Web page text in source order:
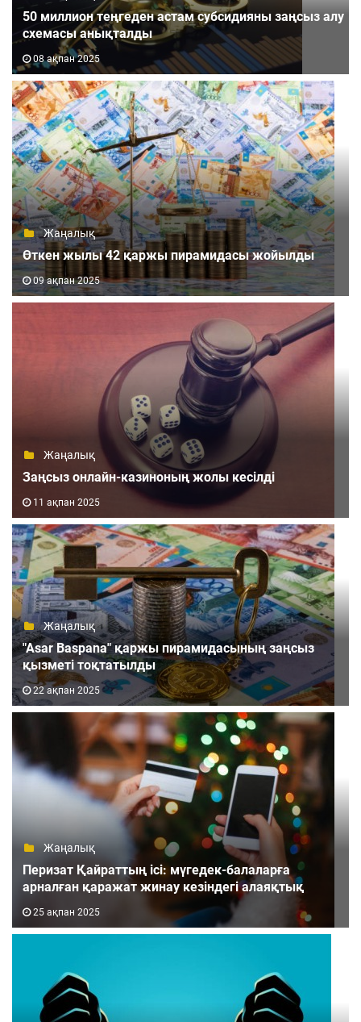
50 миллион теңгеден астам субсидияны заңсыз алу
схемасы анықталды
08 ақпан 2025
Жаңалық
Өткен жылы 42 қаржы пирамидасы жойылды
09 ақпан 2025
Жаңалық
Заңсыз онлайн-казиноның жолы кесілді
11 ақпан 2025
Жаңалық
"Asar Baspana" қаржы пирамидасының заңсыз
қызметі тоқтатылды
22 ақпан 2025
Жаңалық
Перизат Қайраттың ісі: мүгедек-балаларға
арналған қаражат жинау кезіндегі алаяқтық
25 ақпан 2025